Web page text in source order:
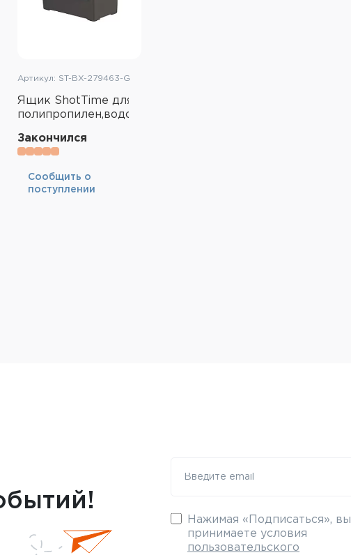
Артикул: ST-BX-279463-G
Ящик ShotTime для патронов большой,
полипропилен,водозащищённый,зелёный
Закончился
Cообщить о
поступлении
Нажимая «Подписаться», вы
принимаете условия
пользовательского